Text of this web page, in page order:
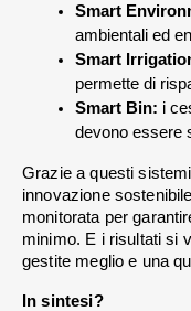
Smart
ambientali ed
Smart
permette di
Smart Bin: i
devono essere
Grazie a questi
innovazione
monitorata per
minimo. E i risultati si
gestite meglio e una
In sintesi?